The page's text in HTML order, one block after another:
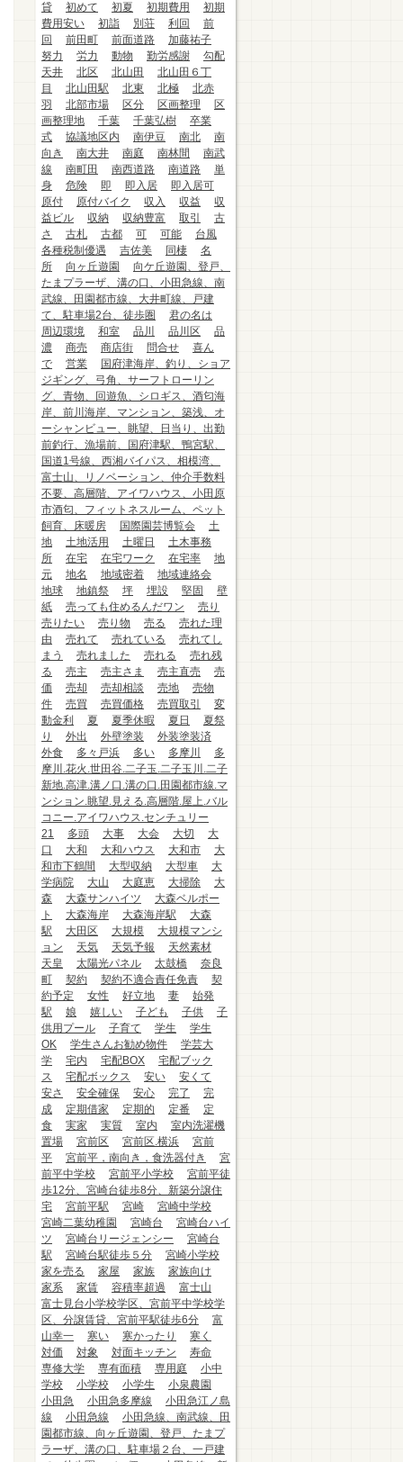
貸
初めて 初夏 初期費用
初期
費用安い
初詣 別荘 利回
前
回
前田町 前面道路
加藤祐子
努力
労力 動物 勤労感謝
勾配
天井
北区 北山田
北山田６丁
目
北山田駅 北東 北極
北赤
羽
北部市場 区分 区画整理
区
画整理地
千葉 千葉弘樹
卒業
式
協議地区内 南伊豆 南北
南
向き
南大井 南庭 南林間
南武
線
南町田 南西道路 南道路
単
身
危険 即 即入居
即入居可
原付
原付バイク 収入 収益
収
益ビル
収納 収納豊富 取引
古
さ
古札 古都 可 可能
台風
各種税制優遇
吉佐美 同棲
名
所
向ヶ丘遊園
向ケ丘遊園、登戸、
たまプラーザ、溝の口、小田急線、南
武線、田園都市線、大井町線、戸建
て、駐車場2台、徒歩圏
君の名は
周辺環境
和室 品川 品川区
品
濃
商売 商店街 問合せ
喜ん
で
営業
国府津海岸、釣り、ショア
ジギング、弓角、サーフトローリン
グ、青物、回遊魚、シロギス、酒匂海
岸、前川海岸、マンション、築浅、オ
ーシャンビュー、眺望、日当り、出勤
前釣行、漁場前、国府津駅、鴨宮駅、
国道1号線、西湘バイパス、相模湾、
富士山、リノベーション、仲介手数料
不要、高層階、アイワハウス、小田原
市酒匂、フィットネスルーム、ペット
飼育、床暖房
国際園芸博覧会
土
地
土地活用 土曜日
土木事務
所
在宅 在宅ワーク 在宅率
地
元
地名 地域密着
地域連絡会
地球
地鎮祭 坪 埋設 堅固
壁
紙
売っても住めるんだワン
売り
売りたい
売り物 売る
売れた理
由
売れて 売れている
売れてし
まう
売れました 売れる
売れ残
る
売主 売主さま 売主直売
売
価
売却 売却相談 売地
売物
件
売買 売買価格 売買取引
変
動金利
夏 夏季休暇 夏日
夏祭
り
外出 外壁塗装
外装塗装済
外食
多々戸浜 多い 多摩川
多
摩川.花火.世田谷.二子玉.二子玉川.二子
新地.高津.溝ノ口.溝の口.田園都市線.マ
ンション.眺望.見える.高層階.屋上.バル
コニー.アイワハウス.センチュリー
21
多頭 大事 大会 大切
大
口
大和 大和ハウス 大和市
大
和市下鶴間
大型収納 大型車
大
学病院
大山 大庭恵 大掃除
大
森
大森サンハイツ
大森ベルポー
ト
大森海岸 大森海岸駅
大森
駅
大田区 大規模
大規模マンシ
ョン
天気 天気予報
天然素材
天皇
太陽光パネル 太鼓橋
奈良
町
契約 契約不適合責任免責
契
約予定
女性 好立地 妻
始発
駅
娘 嬉しい 子ども 子供
子
供用プール
子育て 学生
学生
OK
学生さんお勧め物件
学芸大
学
宅内 宅配BOX
宅配ブック
ス
宅配ボックス 安い
安くて
安さ
安全確保 安心 完了
完
成
定期借家 定期的 定番
定
食
実家 実質 室内
室内洗濯機
置場
宮前区 宮前区.横浜
宮前
平
宮前平，南向き，食洗器付き
宮
前平中学校
宮前平小学校
宮前平徒
歩12分、宮崎台徒歩8分、新築分譲住
宅
宮前平駅 宮崎
宮崎中学校
宮崎二葉幼稚園
宮崎台
宮崎台ハイ
ツ
宮崎台リージェンシー
宮崎台
駅
宮崎台駅徒歩５分
宮崎小学校
家を売る
家屋 家族
家族向け
家系
家賃 容積率超過
富士山
富士見台小学校学区、宮前平中学校学
区、分譲賃貸、宮前平駅徒歩6分
富
山幸一
寒い 寒かったり
寒く
対価
対象 対面キッチン
寿命
専修大学
専有面積 専用庭
小中
学校
小学校 小学生
小泉農園
小田急
小田急多摩線
小田急江ノ島
線
小田急線
小田急線、南武線、田
園都市線、向ヶ丘遊園、登戸、たまプ
ラーザ、溝の口、駐車場２台、一戸建